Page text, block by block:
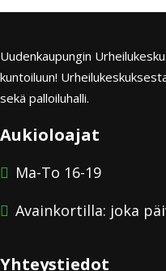
Uudenkaupungin
kuntoiluun!
sekä palloiluhalli.
Aukioloajat
Ma-To 16-19
Avainkortilla: joka
Yhteystiedot